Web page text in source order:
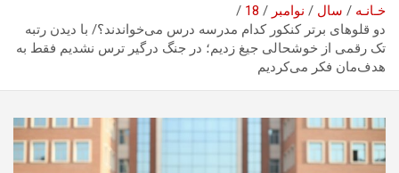
خـانـه سال نوامبر
18
دو قلوهای برتر کنکور کدام مدرسه درس می‌خواندند؟/ با دیدن رتبه
تک رقمی از خوشحالی جیغ زدیم؛ در جنگ درگیر ترس نشدیم فقط به
هدف‌مان فکر می‌کردیم